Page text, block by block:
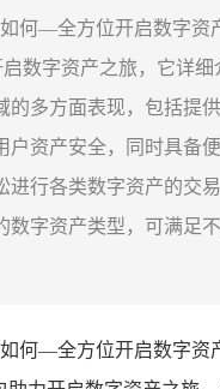
如何—全方位开启数字资
数字资产之旅，它详细
的多方面表现，包括提
户资产安全，同时具备
进行各类数字资产的交
数字资产类型，可满足
何—全方位开启数字资